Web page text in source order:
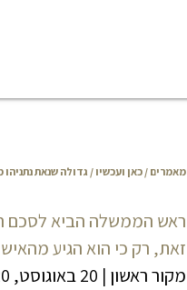
מאמרים / כאן ועכשיו / גדולה שנאת
ראש הממשלה הביא לסכם
זאת, רק כי הוא הגיע
מקור ראשון | 20 באוגוסט, 2020